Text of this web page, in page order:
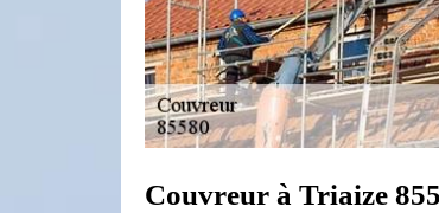
Couvreur à Triaize